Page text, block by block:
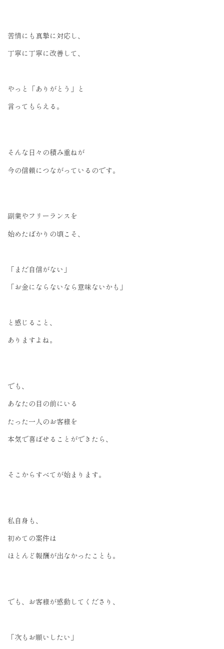
苦情にも真摯に対応し、
丁寧に丁寧に改善して、
やっと「ありがとう」と
言ってもらえる。
そんな日々の積み重ねが
今の信頼につながっているのです。
副業やフリーランスを
始めたばかりの頃こそ、
「まだ自信がない」
「お金にならないなら意味ないかも」
と感じること、
ありますよね。
でも、
あなたの目の前にいる
たった一人のお客様を
本気で喜ばせることができたら、
そこからすべてが始まります。
私自身も、
初めての案件は
ほとんど報酬が出なかったことも。
でも、お客様が感動してくださり、
「次もお願いしたい」